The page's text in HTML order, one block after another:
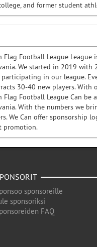
and former student
Flag Football League
We started in 2019 with
in our league.
30-40 new players. With
Flag Football League Can
With the numbers we
We Can offer sponsorship
promotion.
sponsoreille
sponsoriksi
FAQ